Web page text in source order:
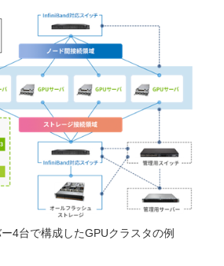
4台で構成したGPUクラスタの例